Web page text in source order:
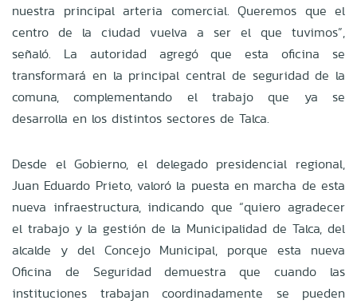
nuestra principal arteria comercial. Queremos que el
centro de la ciudad vuelva a ser el que tuvimos”,
señaló. La autoridad agregó que esta oficina se
transformará en la principal central de seguridad de la
comuna, complementando el trabajo que ya se
desarrolla en los distintos sectores de Talca.
Desde el Gobierno, el delegado presidencial regional,
Juan Eduardo Prieto, valoró la puesta en marcha de esta
nueva infraestructura, indicando que “quiero agradecer
el trabajo y la gestión de la Municipalidad de Talca, del
alcalde y del Concejo Municipal, porque esta nueva
Oficina de Seguridad demuestra que cuando las
instituciones trabajan coordinadamente se pueden